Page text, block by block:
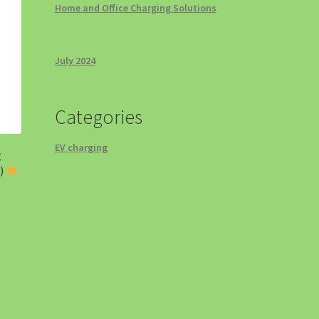
Home and Office Charging Solutions
July 2024
Categories
EV charging